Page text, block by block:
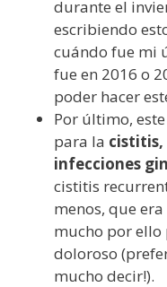
durante el
escribiendo
cuándo fue mi
fue en 2016 o
poder hacer
Por último,
para la cistitis,
infecciones
cistitis
menos, que
mucho por
doloroso
mucho decir!).